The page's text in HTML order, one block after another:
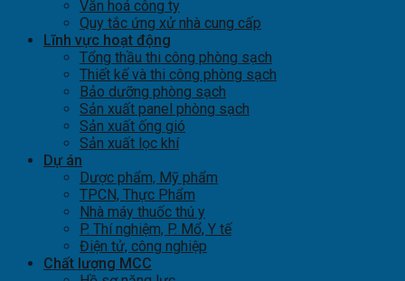
Văn hoá công ty
Quy tắc ứng xử nhà cung cấp
Lĩnh vực hoạt động
Tổng thầu thi công phòng sạch
Thiết kế và thi công phòng sạch
Bảo dưỡng phòng sạch
Sản xuất panel phòng sạch
Sản xuất ống gió
Sản xuất lọc khí
Dự án
Dược phẩm, Mỹ phẩm
TPCN, Thực Phẩm
Nhà máy thuốc thú y
P. Thí nghiệm, P. Mổ, Y tế
Điện tử, công nghiệp
Chất lượng MCC